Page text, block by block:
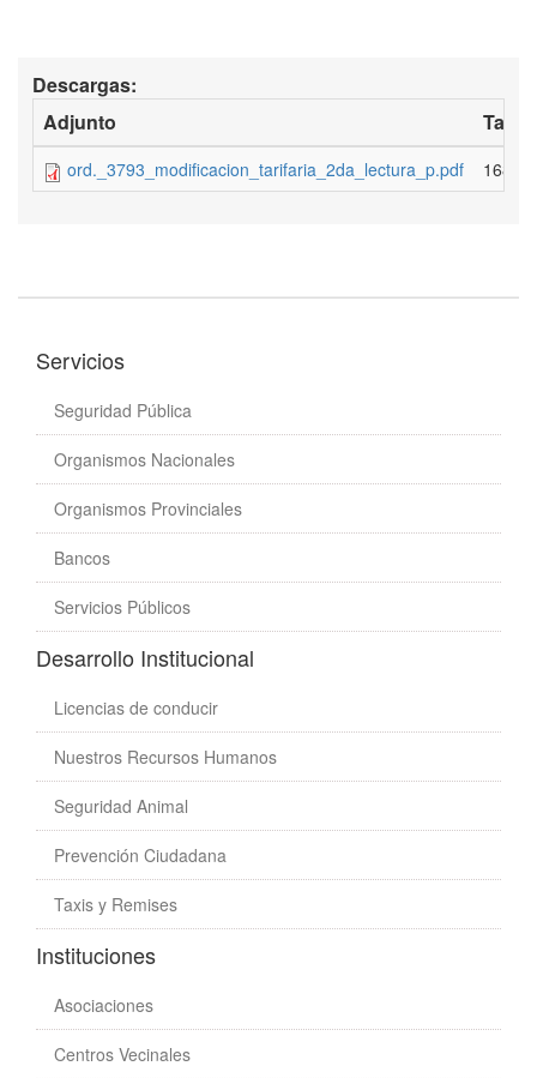
Descargas:
Adjunto
ord._3793_modificacion_tarifaria_2da_lectura_p.pdf
Servicios
Seguridad Pública
Organismos Nacionales
Organismos Provinciales
Bancos
Servicios Públicos
Desarrollo Institucional
Licencias de conducir
Nuestros Recursos Humanos
Seguridad Animal
Prevención Ciudadana
Taxis y Remises
Instituciones
Asociaciones
Centros Vecinales